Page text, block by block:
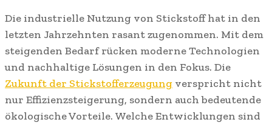
Die industrielle Nutzung von Stickstoff hat in den
letzten Jahrzehnten rasant zugenommen. Mit dem
steigenden Bedarf rücken moderne Technologien
und nachhaltige Lösungen in den Fokus. Die
Zukunft der Stickstofferzeugung verspricht nicht
nur Effizienzsteigerung, sondern auch bedeutende
ökologische Vorteile. Welche Entwicklungen sind